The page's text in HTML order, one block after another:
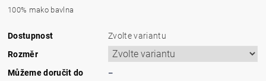
100% mako bavlna
Dostupnost
Zvolte variantu
Rozměr
Můžeme doručit do
–